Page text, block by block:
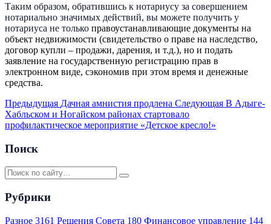
Таким образом, обратившись к нотариусу за совершением
нотариально значимых действий, вы можете получить у
нотариуса не только правоустанавливающие документы на
объект недвижимости (свидетельство о праве на наследство,
договор купли – продажи, дарения, и т.д.), но и подать
заявление на государственную регистрацию прав в
электронном виде, сэкономив при этом время и денежные
средства.
Предыдущая Дачная амнистия продлена Следующая В Адыге-
Хабльском и Ногайском районах стартовало
профилактическое мероприятие «Детское кресло!»
Поиск
Рубрики
Разное 3161 Решения Совета 180 Финансовое управление 144